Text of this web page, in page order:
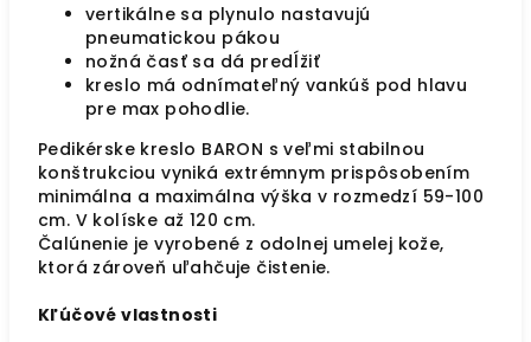
vertikálne sa plynulo nastavujú
pneumatickou pákou
nožná časť sa dá predĺžiť
kreslo má odnímateľný vankúš pod hlavu
pre max pohodlie.
Pedikérske kreslo BARON s veľmi stabilnou
konštrukciou vyniká extrémnym prispôsobením
minimálna a maximálna výška v rozmedzí 59-100
cm. V kolíske až 120 cm.
Čalúnenie je vyrobené z odolnej umelej kože,
ktorá zároveň uľahčuje čistenie.
Kľúčové vlastnosti